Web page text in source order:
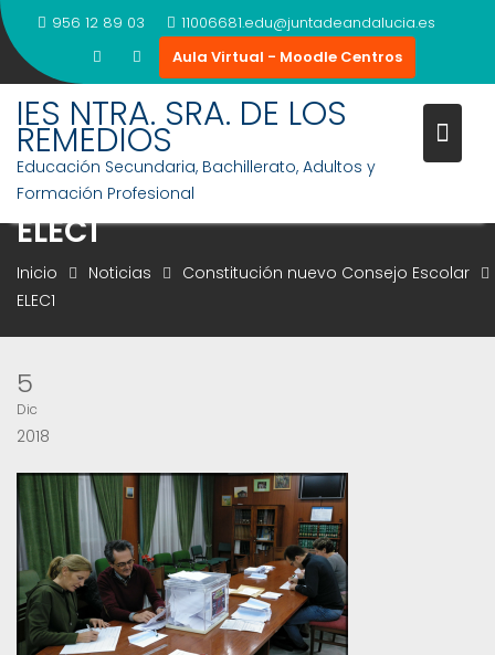
Saltar
al
contenido
956 12 89 03
11006681.edu@juntadeandalucia.es
Aula Virtual - Moodle Centros
IES NTRA. SRA. DE LOS
REMEDIOS
Educación Secundaria, Bachillerato, Adultos y
Formación Profesional
ELEC1
Inicio Noticias
Constitución nuevo Consejo Escolar
ELEC1
5
Dic
2018